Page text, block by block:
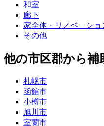
和室
廊下
家全体・リノベーショ
その他
他の市区郡から補
札幌市
函館市
小樽市
旭川市
室蘭市